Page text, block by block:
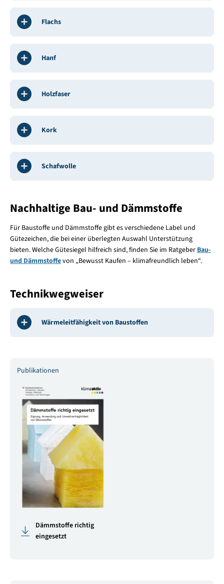
Flachs
Hanf
Holzfaser
Kork
Schafwolle
Nachhaltige Bau- und Dämmstoffe
Für Baustoffe und Dämmstoffe gibt es verschiedene Label und
Gütezeichen, die bei einer überlegten Auswahl Unterstützung
bieten. Welche Gütesiegel hilfreich sind, finden Sie im Ratgeber Bau-
und Dämmstoffevon „Bewusst Kaufen – klimafreundlich leben“.
Technikwegweiser
Wärmeleitfähigkeit von Baustoffen
Publikationen
Dämmstoffe richtig
eingesetzt